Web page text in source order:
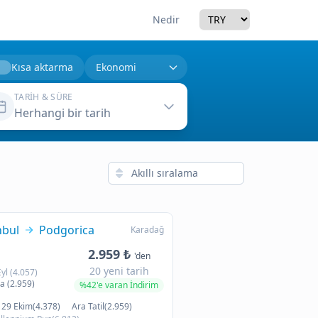
Nedir Currency
Kısa aktarma
TARIH & SÜRE
Herhangi bir tarih
Karadağ
Podgorica
(4.057)
(2.959)
2.959 ₺ 'den
20 yeni tarih
%42'e varan İndirim
29 Ekim(4.378)
Ara Tatil(2.959)